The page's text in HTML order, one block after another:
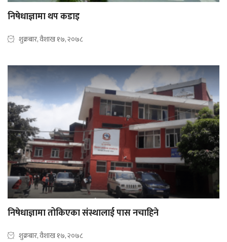
निषेधाज्ञामा थप कडाइ
शुक्रबार, वैशाख १७, २०७८
निषेधाज्ञामा तोकिएका संस्थालाई पास नचाहिने
शुक्रबार, वैशाख १७, २०७८